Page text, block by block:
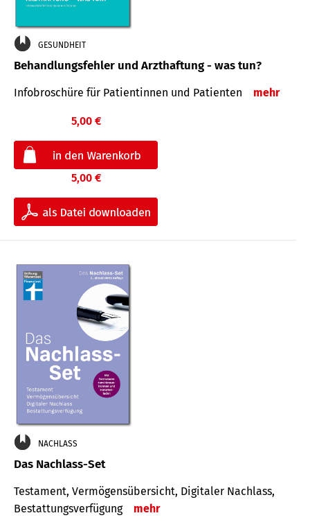
GESUNDHEIT
Behandlungsfehler und Arzthaftung - was tun?
Infobroschüre für Patientinnen und Patienten mehr
5,00 €
5,00 €
NACHLASS
Das Nachlass-Set
Testament, Vermögens­übersicht, Digitaler Nach­lass,
Bestat­tungs­ver­fügung
mehr